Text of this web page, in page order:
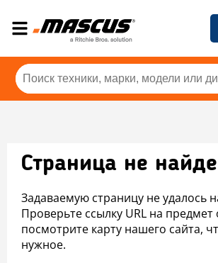
Страница не
Задаваемую страницу не удалось
Проверьте ссылку URL на
посмотрите карту нашего сайта,
нужное.